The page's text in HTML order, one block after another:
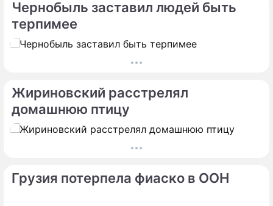
Чернобыль заставил людей быть
терпимее
Жириновский расстрелял
домашнюю птицу
Грузия потерпела фиаско в ООН